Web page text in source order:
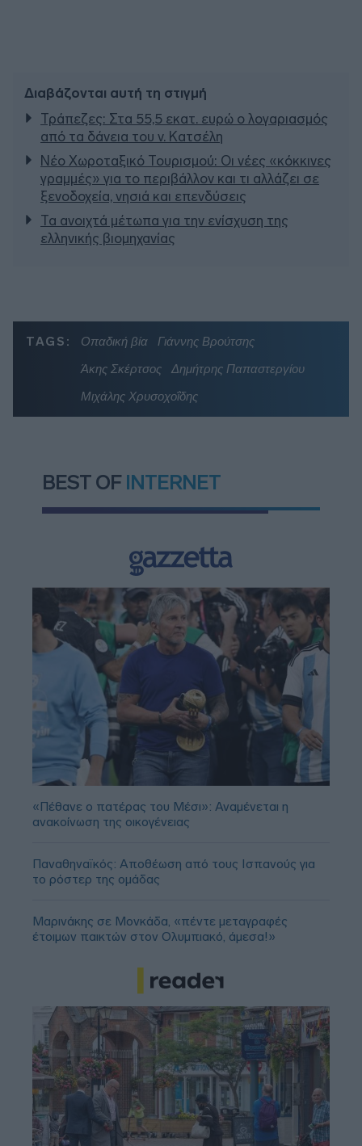
Διαβάζονται αυτή τη στιγμή
Τράπεζες: Στα 55,5 εκατ. ευρώ ο λογαριασμός
από τα δάνεια του ν. Κατσέλη
Νέο Χωροταξικό Τουρισμού: Οι νέες «κόκκινες
γραμμές» για το περιβάλλον και τι αλλάζει σε
ξενοδοχεία, νησιά και επενδύσεις
Τα ανοιχτά μέτωπα για την ενίσχυση της
ελληνικής βιομηχανίας
TAGS: Οπαδική βία
Γιάννης Βρούτσης
Άκης Σκέρτσος
Δημήτρης Παπαστεργίου
Μιχάλης Χρυσοχοΐδης
BEST OF INTERNET
«Πέθανε ο πατέρας του Μέσι»: Αναμένεται η
ανακοίνωση της οικογένειας
Παναθηναϊκός: Αποθέωση από τους Ισπανούς για
το ρόστερ της ομάδας
Μαρινάκης σε Μονκάδα, «πέντε μεταγραφές
έτοιμων παικτών στον Ολυμπιακό, άμεσα!»